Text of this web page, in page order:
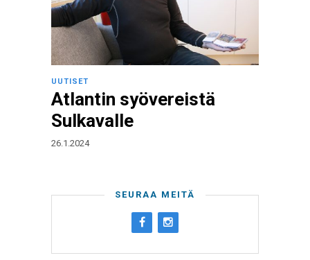
UUTISET
Atlantin syövereistä
Sulkavalle
26.1.2024
SEURAA MEITÄ